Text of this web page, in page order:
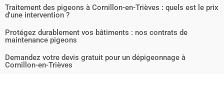
Traitement des pigeons à Cornillon-en-Trièves : quels est le prix
d'une intervention ?
Protégez durablement vos bâtiments : nos contrats de
maintenance pigeons
Demandez votre devis gratuit pour un dépigeonnage à
Cornillon-en-Trièves